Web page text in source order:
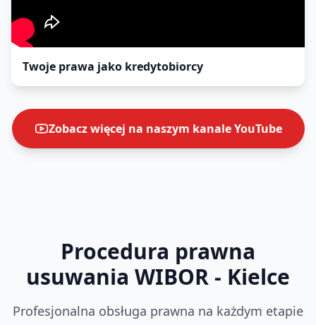
Twoje prawa jako kredytobiorcy
Zobacz więcej na naszym kanale YouTube
Procedura prawna
usuwania WIBOR - Kielce
Profesjonalna obsługa prawna na każdym etapie